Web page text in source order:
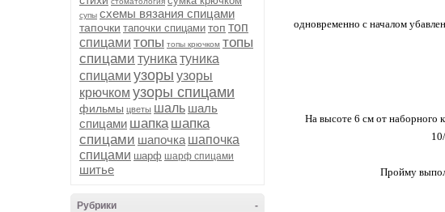
супы схемы вязания спицами
тапочки тапочки спицами топ топ
спицами топы топы крючком топы
спицами туника туника
спицами узоры узоры
крючком узоры спицами
фильмы цветы шаль шаль
спицами шапка шапка
спицами шапочка шапочка
спицами шарф шарф спицами
шитье
-
Рубрики
одновременно с началом
На высоте 6 см от наборного
Пройму